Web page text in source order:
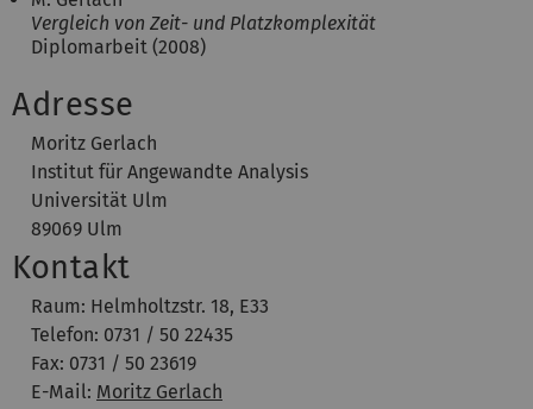
Vergleich von Zeit- und Platzkomplexität
Diplomarbeit (2008)
Adresse
Moritz Gerlach
Institut für Angewandte Analysis
Universität Ulm
89069 Ulm
Kontakt
Raum: Helmholtzstr. 18, E33
Telefon: 0731 / 50 22435
Fax: 0731 / 50 23619
E-Mail: Moritz Gerlach